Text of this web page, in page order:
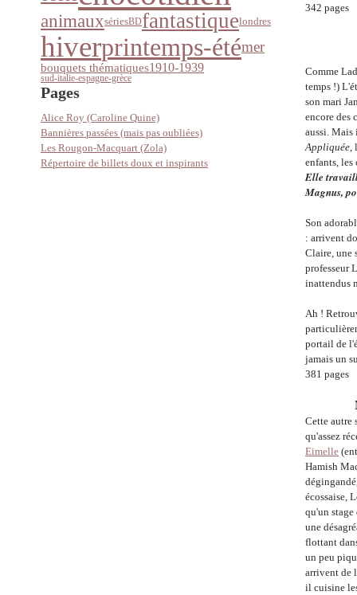
animauxsériesBDfantastiquelondres
hiverprintemps-étémer
bouquets thématiques1910-1939
sud-italie-espagne-grèce
Pages
Alice Roy (Caroline Quine)
Bannières passées (mais pas oubliées)
Les Rougon-Macquart (Zola)
Répertoire de billets doux et inspirants
342 pages
Comme
temps !)
son mari
encore des
aussi. Mais
Appliquée,
enfants, les
Elle
Magnus,
Son
: arrivent
Claire, une
professeur
inattendus
Ah !
portail de
jamais un
381 pages
Cette autre
qu'assez
Eimelle
Hamish
écossaise,
qu'un stage
une
flottant
un peu
arrivent de
il cuisine